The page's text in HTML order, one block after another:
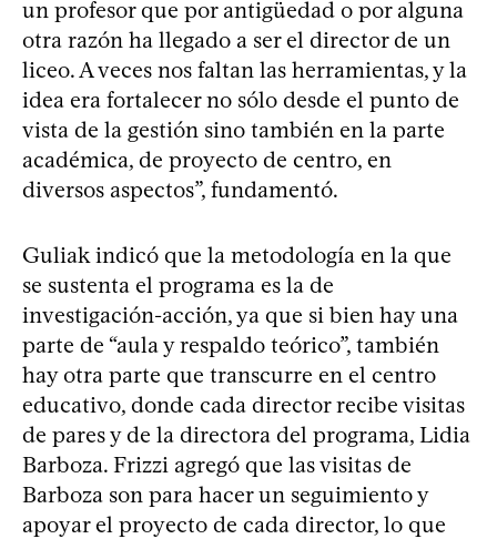
un profesor que por antigüedad o por alguna
otra razón ha llegado a ser el director de un
liceo. A veces nos faltan las herramientas, y la
idea era fortalecer no sólo desde el punto de
vista de la gestión sino también en la parte
académica, de proyecto de centro, en
diversos aspectos”, fundamentó.
Guliak indicó que la metodología en la que
se sustenta el programa es la de
investigación-acción, ya que si bien hay una
parte de “aula y respaldo teórico”, también
hay otra parte que transcurre en el centro
educativo, donde cada director recibe visitas
de pares y de la directora del programa, Lidia
Barboza. Frizzi agregó que las visitas de
Barboza son para hacer un seguimiento y
apoyar el proyecto de cada director, lo que